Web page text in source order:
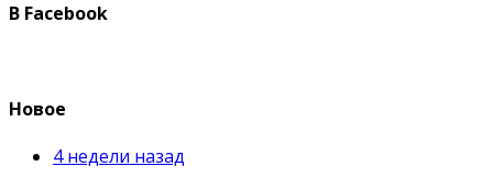
В Facebook
Новое
4 недели назад